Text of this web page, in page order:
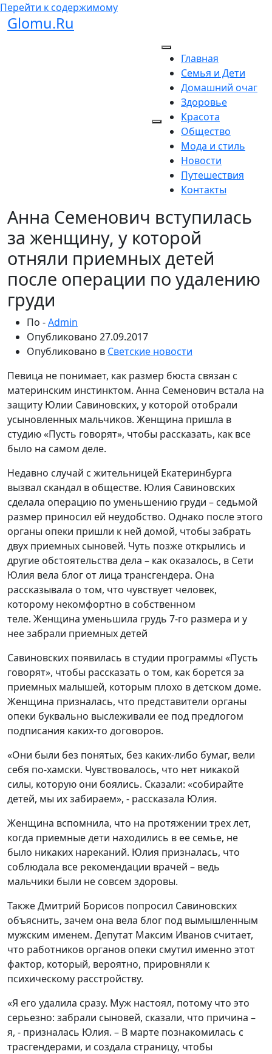
Перейти к содержимому
Glomu.Ru
Главная
Семья и Дети
Домашний очаг
Здоровье
Красота
Общество
Мода и стиль
Новости
Путешествия
Контакты
Анна Семенович вступилась
за женщину, у которой
отняли приемных детей
после операции по удалению
груди
По -Admin
Опубликовано 27.09.2017
Опубликовано в Светские новости
Певица не понимает, как размер бюста связан с
материнским инстинктом. Анна Семенович встала на
защиту Юлии Савиновских, у которой отобрали
усыновленных мальчиков. Женщина пришла в
студию «Пусть говорят», чтобы рассказать, как все
было на самом деле.
Недавно случай с жительницей Екатеринбурга
вызвал скандал в обществе. Юлия Савиновских
сделала операцию по уменьшению груди – седьмой
размер приносил ей неудобство. Однако после этого
органы опеки пришли к ней домой, чтобы забрать
двух приемных сыновей. Чуть позже открылись и
другие обстоятельства дела – как оказалось, в Сети
Юлия вела блог от лица трансгендера. Она
рассказывала о том, что чувствует человек,
которому некомфортно в собственном
теле. Женщина уменьшила грудь 7-го размера и у
нее забрали приемных детей
Савиновских появилась в студии программы «Пусть
говорят», чтобы рассказать о том, как борется за
приемных малышей, которым плохо в детском доме.
Женщина призналась, что представители органы
опеки буквально выслеживали ее под предлогом
подписания каких-то договоров.
«Они были без понятых, без каких-либо бумаг, вели
себя по-хамски. Чувствовалось, что нет никакой
силы, которую они боялись. Сказали: «собирайте
детей, мы их забираем», - рассказала Юлия.
Женщина вспомнила, что на протяжении трех лет,
когда приемные дети находились в ее семье, не
было никаких нареканий. Юлия призналась, что
соблюдала все рекомендации врачей – ведь
мальчики были не совсем здоровы.
Также Дмитрий Борисов попросил Савиновских
объяснить, зачем она вела блог под вымышленным
мужским именем. Депутат Максим Иванов считает,
что работников органов опеки смутил именно этот
фактор, который, вероятно, прировняли к
психическому расстройству.
«Я его удалила сразу. Муж настоял, потому что это
серьезно: забрали сыновей, сказали, что причина –
я, - призналась Юлия. – В марте познакомилась с
трасгендерами, и создала страницу, чтобы